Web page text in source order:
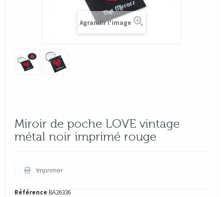
Agrandir l'image
Miroir de poche LOVE vintage
métal noir imprimé rouge
Imprimer
Référence BA26336